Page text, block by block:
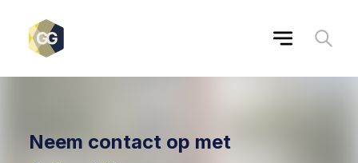
Neem contact op met